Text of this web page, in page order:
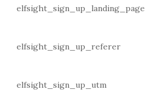
elfsight_sign_up_landing_page
elfsight_sign_up_referer
elfsight_sign_up_utm